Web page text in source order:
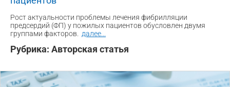
Рост актуальности проблемы лечения фибрилляции
предсердий (ФП) у пожилых пациентов обусловлен двумя
группами факторов.
далее
Рубрика: Авторская статья